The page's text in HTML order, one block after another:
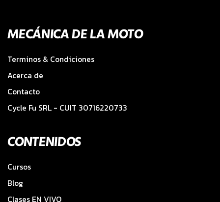
MECÁNICA DE LA MOTO
Terminos & Condiciones
Acerca de
Contacto
Cycle Fu SRL - CUIT 30716220733
CONTENIDOS
Cursos
Blog
Clases EN VIVO